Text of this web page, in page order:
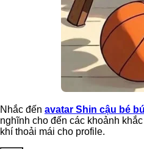
Nhắc đến avatar Shin cậu bé
nghĩnh cho đến các khoảnh
khí thoải mái cho profile.